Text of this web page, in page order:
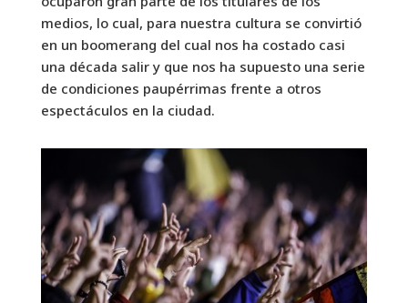
medios, lo cual, para nuestra cultura se convirtió
en un boomerang del cual nos ha costado casi
una década salir y que nos ha supuesto una serie
de condiciones paupérrimas frente a otros
espectáculos en la ciudad.